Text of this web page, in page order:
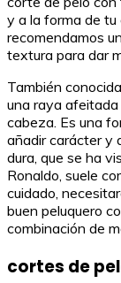
y a la forma de tu
recomendamos
textura para dar
También
una raya afeitada
cabeza. Es una
añadir carácter y
dura, que se ha
Ronaldo, suele
cuidado,
buen peluquero
combinación de
cortes de